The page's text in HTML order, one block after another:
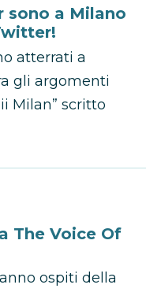
sono a Milano
atterrati a
gli argomenti
Milan” scritto
The Voice Of
ospiti della